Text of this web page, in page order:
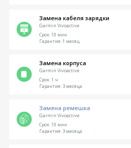
Замена кабеля зарядки
Garmin Vivoactive
Срок:10 мин
Гарантия:1 месяц
Замена корпуса
Garmin Vivoactive
Срок:1 ч
Гарантия:3 месяца
Замена ремешка
Garmin Vivoactive
Срок:10 мин
Гарантия:3 месяца